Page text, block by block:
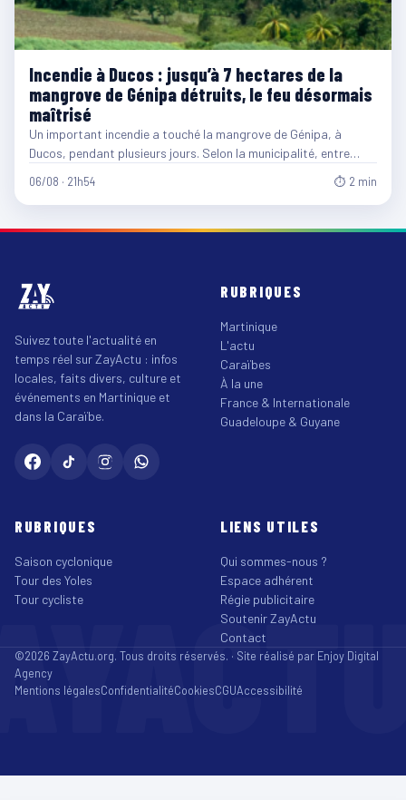
Incendie à Ducos : jusqu’à 7 hectares de la
mangrove de Génipa détruits, le feu désormais
maîtrisé
Un important incendie a touché la mangrove de Génipa, à
Ducos, pendant plusieurs jours. Selon la municipalité, entre…
06/08 · 21h54 ⏱ 2 min
Suivez toute l'actualité en
temps réel sur ZayActu : infos
locales, faits divers, culture et
événements en Martinique et
dans la Caraïbe.
RUBRIQUES
Martinique
L'actu
Caraïbes
À la une
France & Internationale
Guadeloupe & Guyane
RUBRIQUES
Saison cyclonique
Tour des Yoles
Tour cycliste
LIENS UTILES
Qui sommes-nous ?
Espace adhérent
Régie publicitaire
Soutenir ZayActu
Contact
©2026 ZayActu.org. Tous droits réservés. · Site réalisé par Enjoy Digital
Agency
Mentions légalesConfidentialitéCookiesCGUAccessibilité